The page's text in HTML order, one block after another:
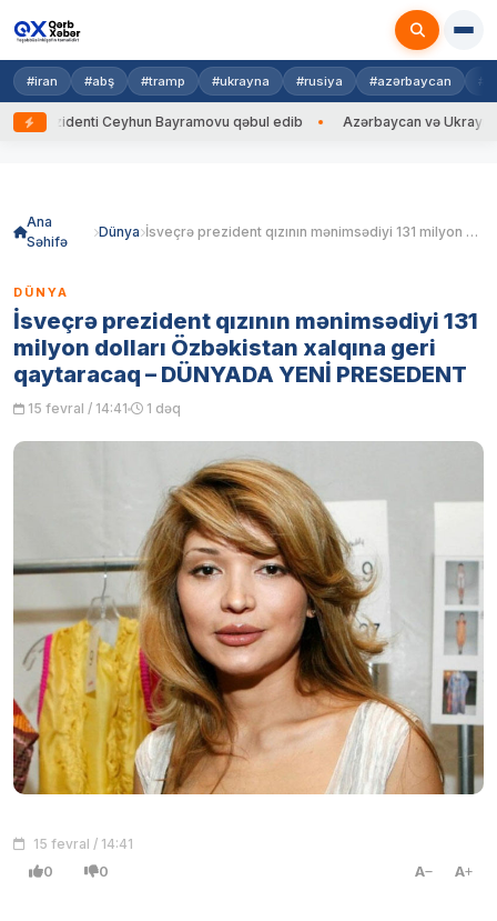
#iran #abş #tramp #ukrayna #rusiya #azərbaycan
Ceyhun Bayramovu qəbul edib Azərbaycan və Ukrayna XİN
Ana
Səhifə
Dünya İsveçrə prezident qızının mənimsədiyi 131 milyon dolları Özbəkistan xalqına geri qaytaracaq – DÜNYADA YENİ PRESEDENT
DÜNYA
İsveçrə prezident qızının mənimsədiyi 131
milyon dolları Özbəkistan xalqına geri
qaytaracaq – DÜNYADA YENİ PRESEDENT
15 fevral / 14:41 1 dəq
15 fevral / 14:41
0 0 A A